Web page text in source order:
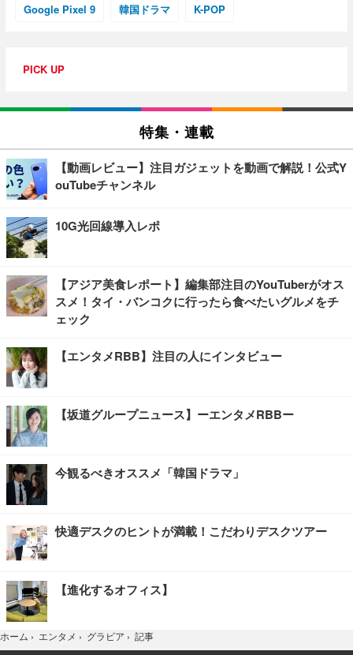
Google Pixel 9 韓国ドラマ K-POP
PICK UP
特集・連載
【動画レビュー】注目ガジェットを動画で解説！公式Y
ouTubeチャンネル
10G光回線導入レポ
【アジア美食レポート】編集部注目のYouTuberがオス
スメ！タイ・バンコクに行ったら食べたいグルメをチ
ェック
【エンタメRBB】注目の人にインタビュー
【坂道グループニュース】ーエンタメRBBー
今観るべきオススメ「韓国ドラマ」
快適デスクのヒントが満載！こだわりデスクツアー
【進化するオフィス】
ホーム › エンタメ › グラビア › 記事